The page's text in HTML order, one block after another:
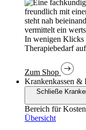
In wenigen Klicks
Therapiebedarf
Zum Shop
Krankenkassen &
Schließe
Bereich für
Übersicht